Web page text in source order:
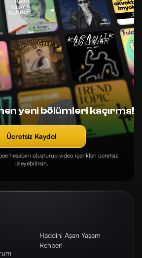
yeni bölümleri kaçırma!
Ücretsiz Kaydol
hesabını oluşturup video içerikleri ücretsiz
izleyebilirsin.
Haddini Aşan Yaşam
Rehberi